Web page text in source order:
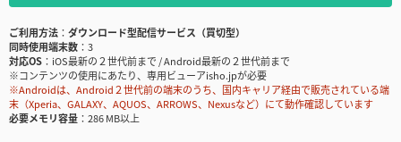
ご利用方法
ダウンロード型配信サービス（買切型）
同時使用端末数
3
対応OS
iOS最新の２世代前まで / Android最新の２世代前まで
※コンテンツの使用にあたり、専用ビューアisho.jpが必要
※Androidは、Android２世代前の端末のうち、国内キャリア経由で販売されている端
末（Xperia、GALAXY、AQUOS、ARROWS、Nexusなど）にて動作確認しています
必要メモリ容量
286 MB以上